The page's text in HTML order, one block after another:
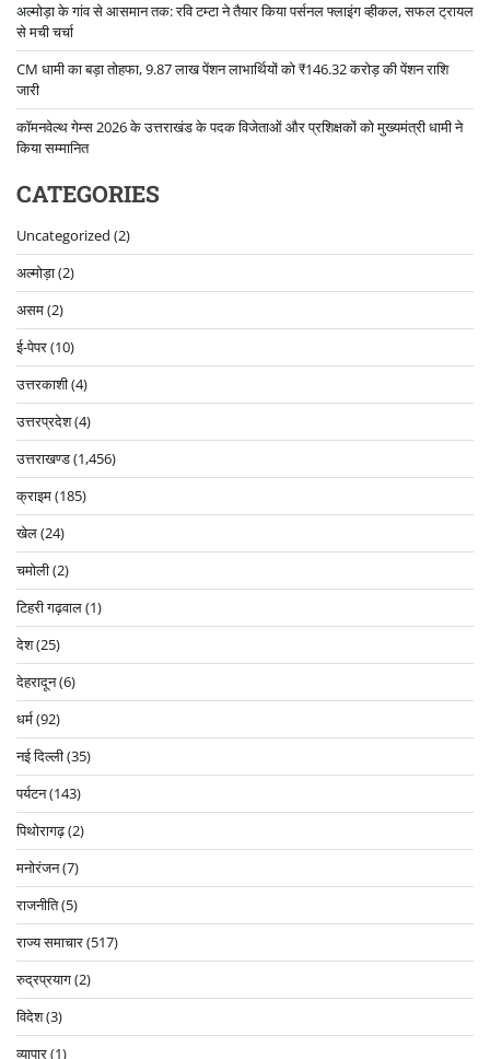
अल्मोड़ा के गांव से आसमान तक: रवि टम्टा ने तैयार किया पर्सनल फ्लाइंग व्हीकल, सफल ट्रायल
से मची चर्चा
CM धामी का बड़ा तोहफा, 9.87 लाख पेंशन लाभार्थियों को ₹146.32 करोड़ की पेंशन राशि
जारी
कॉमनवेल्थ गेम्स 2026 के उत्तराखंड के पदक विजेताओं और प्रशिक्षकों को मुख्यमंत्री धामी ने
किया सम्मानित
CATEGORIES
Uncategorized (2)
अल्मोड़ा(2)
असम(2)
ई-पेपर(10)
उत्तरकाशी(4)
उत्तरप्रदेश(4)
उत्तराखण्ड(1,456)
क्राइम(185)
खेल(24)
चमोली(2)
टिहरी गढ़वाल(1)
देश(25)
देहरादून(6)
धर्म(92)
नई दिल्ली(35)
पर्यटन(143)
पिथोरागढ़(2)
मनोरंजन(7)
राजनीति(5)
राज्य समाचार(517)
रुद्रप्रयाग(2)
विदेश(3)
व्यापार(1)